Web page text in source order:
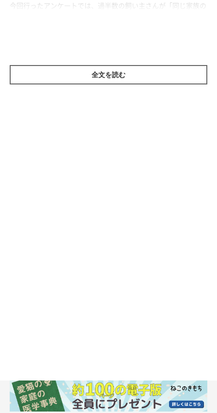
今回行ったアンケートでは、過半数の飼い主さんが「同じ家族の
全文を読む